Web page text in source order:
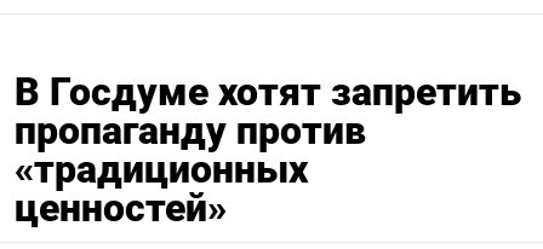
В Госдуме хотят запретить
пропаганду против
«традиционных
ценностей»